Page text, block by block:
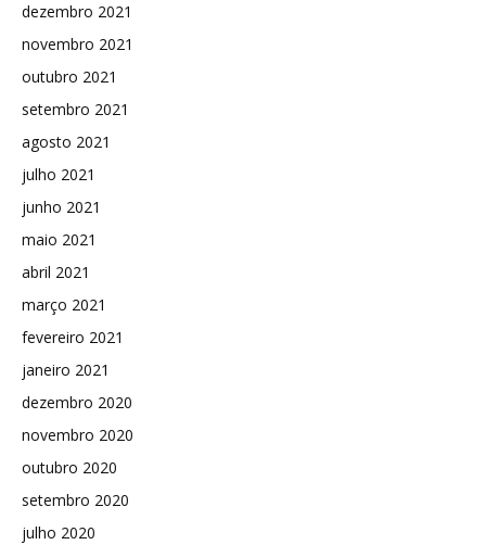
dezembro 2021
novembro 2021
outubro 2021
setembro 2021
agosto 2021
julho 2021
junho 2021
maio 2021
abril 2021
março 2021
fevereiro 2021
janeiro 2021
dezembro 2020
novembro 2020
outubro 2020
setembro 2020
julho 2020